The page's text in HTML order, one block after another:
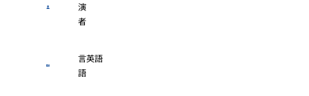
演
者
言
語
英語